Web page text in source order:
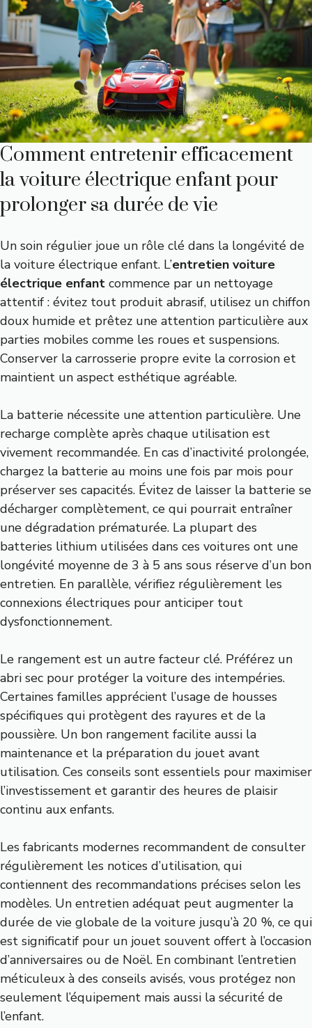
Comment entretenir efficacement
la voiture électrique enfant pour
prolonger sa durée de vie
Un soin régulier joue un rôle clé dans la longévité de
la voiture électrique enfant. L’entretien voiture
électrique enfant commence par un nettoyage
attentif : évitez tout produit abrasif, utilisez un chiffon
doux humide et prêtez une attention particulière aux
parties mobiles comme les roues et suspensions.
Conserver la carrosserie propre evite la corrosion et
maintient un aspect esthétique agréable.
La batterie nécessite une attention particulière. Une
recharge complète après chaque utilisation est
vivement recommandée. En cas d’inactivité prolongée,
chargez la batterie au moins une fois par mois pour
préserver ses capacités. Évitez de laisser la batterie se
décharger complètement, ce qui pourrait entraîner
une dégradation prématurée. La plupart des
batteries lithium utilisées dans ces voitures ont une
longévité moyenne de 3 à 5 ans sous réserve d’un bon
entretien. En parallèle, vérifiez régulièrement les
connexions électriques pour anticiper tout
dysfonctionnement.
Le rangement est un autre facteur clé. Préférez un
abri sec pour protéger la voiture des intempéries.
Certaines familles apprécient l’usage de housses
spécifiques qui protègent des rayures et de la
poussière. Un bon rangement facilite aussi la
maintenance et la préparation du jouet avant
utilisation. Ces conseils sont essentiels pour maximiser
l’investissement et garantir des heures de plaisir
continu aux enfants.
Les fabricants modernes recommandent de consulter
régulièrement les notices d’utilisation, qui
contiennent des recommandations précises selon les
modèles. Un entretien adéquat peut augmenter la
durée de vie globale de la voiture jusqu’à 20 %, ce qui
est significatif pour un jouet souvent offert à l’occasion
d’anniversaires ou de Noël. En combinant l’entretien
méticuleux à des conseils avisés, vous protégez non
seulement l’équipement mais aussi la sécurité de
l’enfant.